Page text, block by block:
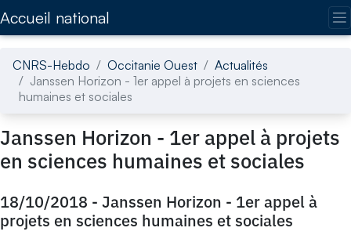
Accueil national
CNRS-Hebdo Occitanie Ouest
Actualités
Janssen Horizon - 1er appel à projets en sciences
humaines et sociales
Janssen Horizon - 1er appel à projets
en sciences humaines et sociales
18/10/2018 - Janssen Horizon - 1er appel à
projets en sciences humaines et sociales